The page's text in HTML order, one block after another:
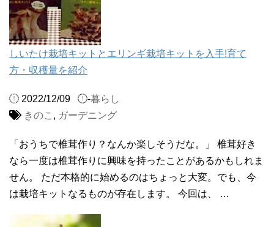
しいたけ栽培キットとエリンギ栽培キットを入手!育て
方・収穫量を紹介
2022/12/09 -暮らし
きのこ , ガーデニング
「おうちで椎茸作り？なんか楽しそうだな。」 椎茸好き
なら一度は椎茸作りに興味を持ったことがあるかもしれま
せん。 ただ本格的に始めるのはちょっと大変。でも、今
は栽培キットなるものが存在します。 今回は、 …